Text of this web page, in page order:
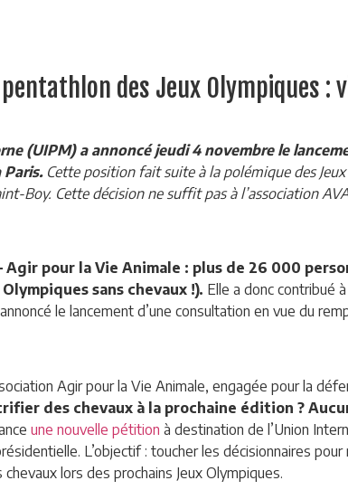
des Jeux Olympiques
(UIPM) a annoncé jeudi 4 novembre le
Cette position fait suite à la polémique des
Boy. Cette décision ne suffit pas à l’association
Agir pour la Vie Animale : plus de 26 000
sans chevaux !). Elle a donc contribué
le lancement d’une consultation en vue du
Agir pour la Vie Animale, engagée pour la
des chevaux à la prochaine édition ?
une nouvelle pétition à destination de l’Union
L’objectif : toucher les décisionnaires
lors des prochains Jeux Olympiques.